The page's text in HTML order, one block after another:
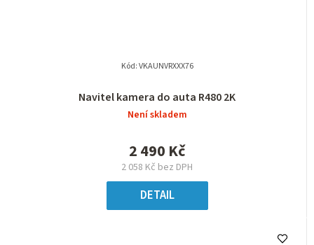
Navitel kamera do auta R480 2K
Není skladem
2 058 Kč bez DPH
2 490 Kč
DETAIL
Kód:VKAUNVRXXX76